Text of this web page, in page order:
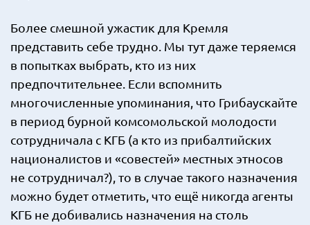
Более смешной ужастик для Кремля
представить себе трудно. Мы тут даже теряемся
в попытках выбрать, кто из них
предпочтительнее. Если вспомнить
многочисленные упоминания, что Грибаускайте
в период бурной комсомольской молодости
сотрудничала с КГБ (а кто из прибалтийских
националистов и «совестей» местных этносов
не сотрудничал?), то в случае такого назначения
можно будет отметить, что ещё никогда агенты
КГБ не добивались назначения на столь